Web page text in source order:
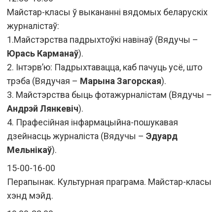
Майстар-класы ў выкананні вядомых беларускіх
журналістаў:
1.Майстэрства падрыхтоўкі навінаў (Вядучы –
Юрась Карманаў).
2. Інтэрв’ю: Падрыхтавацца, каб пачуць усё, што
трэба (Вядучая – Марына Загорская).
3. Майстэрства быць фотажурналістам (Вядучы –
Андрэй Лянкевіч).
4. Прафесійная інфармацыйна-пошукавая
дзейнасць журналіста (Вядучы – Эдуард
Мельнікаў).
15-00-16-00
Перапынак. Культурная праграма. Майстар-класы
хэнд мэйд.